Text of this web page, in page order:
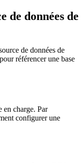
de données de
de données de
référencer une base
en charge. Par
configurer une